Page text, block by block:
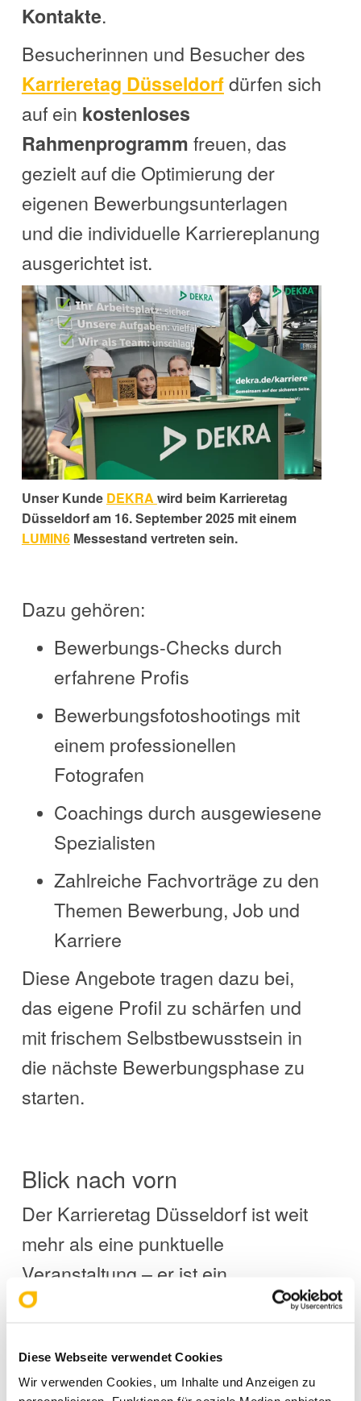
Diese Webseite verwendet Cookies
Wir verwenden Cookies, um Inhalte und Anzeigen zu
Kontakte.
Besucherinnen und Besucher des
Karrieretag Düsseldorfdürfen sich
auf ein kostenloses
Rahmenprogramm freuen, das
gezielt auf die Optimierung der
eigenen Bewerbungsunterlagen
und die individuelle Karriereplanung
ausgerichtet ist.
Unser Kunde DEKRA wird beim Karrieretag
Düsseldorf am 16. September 2025 mit einem
LUMIN6Messestand vertreten sein.
Dazu gehören:
Bewerbungs-Checks durch
erfahrene Profis
Bewerbungsfotoshootings mit
einem professionellen
Fotografen
Coachings durch ausgewiesene
Spezialisten
Zahlreiche Fachvorträge zu den
Themen Bewerbung, Job und
Karriere
Diese Angebote tragen dazu bei,
das eigene Profil zu schärfen und
mit frischem Selbstbewusstsein in
die nächste Bewerbungsphase zu
starten.
Blick nach vorn
Der Karrieretag Düsseldorf ist weit
mehr als eine punktuelle
Veranstaltung – er ist ein
Impulsgeber für berufliche
neue Wege sichtbar werden. Wer
die eigenen Chancen aktiv nutzen